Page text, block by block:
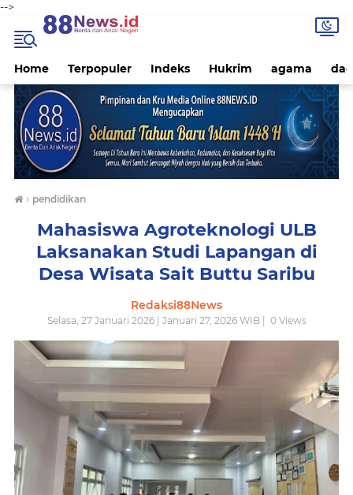
-->
Home Terpopuler Indeks Hukrim agama
› pendidikan
Mahasiswa Agroteknologi ULB
Laksanakan Studi Lapangan di
Desa Wisata Sait Buttu Saribu
Redaksi88News
Selasa, 27 Januari 2026 | Januari 27, 2026 WIB | 0Views